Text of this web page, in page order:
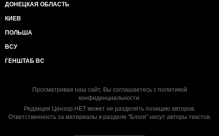
ДОНЕЦКАЯ ОБЛАСТЬ
КИЕВ
ПОЛЬША
ВСУ
ГЕНШТАБ ВС
Просматривая наш сайт, Вы соглашаетесь с политикой
конфиденциальности.
Редакция Цензор.НЕТ может не разделять позицию авторов.
Ответственность за материалы в разделе "Блоги" несут авторы текстов.